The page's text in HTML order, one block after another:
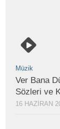
Müzik
Ver Bana
Sözleri ve
16 HAZIRAN